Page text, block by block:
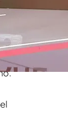
de este
de